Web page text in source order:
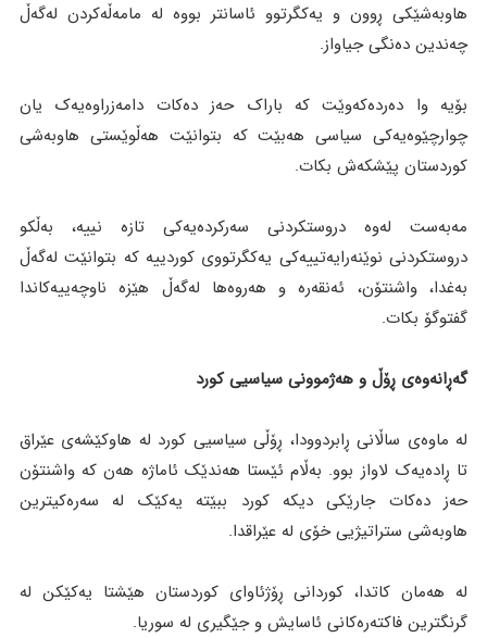
هاوبەشێکی ڕوون و یەکگرتوو ئاسانتر بووە لە مامەڵەکردن لەگەڵ
چەندین دەنگی جیاواز.
بۆیە وا دەردەکەوێت کە باراک حەز دەکات دامەزراوەیەک یان
چوارچێوەیەکی سیاسی هەبێت کە بتوانێت هەڵوێستی هاوبەشی
کوردستان پێشکەش بکات.
مەبەست لەوە دروستکردنی سەرکردەیەکی تازە نییە، بەڵکو
دروستکردنی نوێنەرایەتییەکی یەکگرتووی کوردییە کە بتوانێت لەگەڵ
بەغدا، واشنتۆن، ئەنقەرە و هەروەها لەگەڵ هێزە ناوچەییەکاندا
گفتوگۆ بکات.
گەڕانەوەی ڕۆڵ و هەژموونی سیاسیی کورد
لە ماوەی ساڵانی ڕابردوودا، ڕۆڵی سیاسیی کورد لە هاوکێشەی عێراق
تا ڕادەیەک لاواز بوو. بەڵام ئێستا هەندێک ئاماژە هەن کە واشنتۆن
حەز دەکات جارێکی دیکە کورد ببێتە یەکێک لە سەرەکیترین
هاوبەشی ستراتیژیی خۆی لە عێراقدا.
لە هەمان کاتدا، کوردانی ڕۆژئاوای کوردستان هێشتا یەکێکن لە
گرنگترین فاکتەرەکانی ئاسایش و جێگیری لە سوریا.